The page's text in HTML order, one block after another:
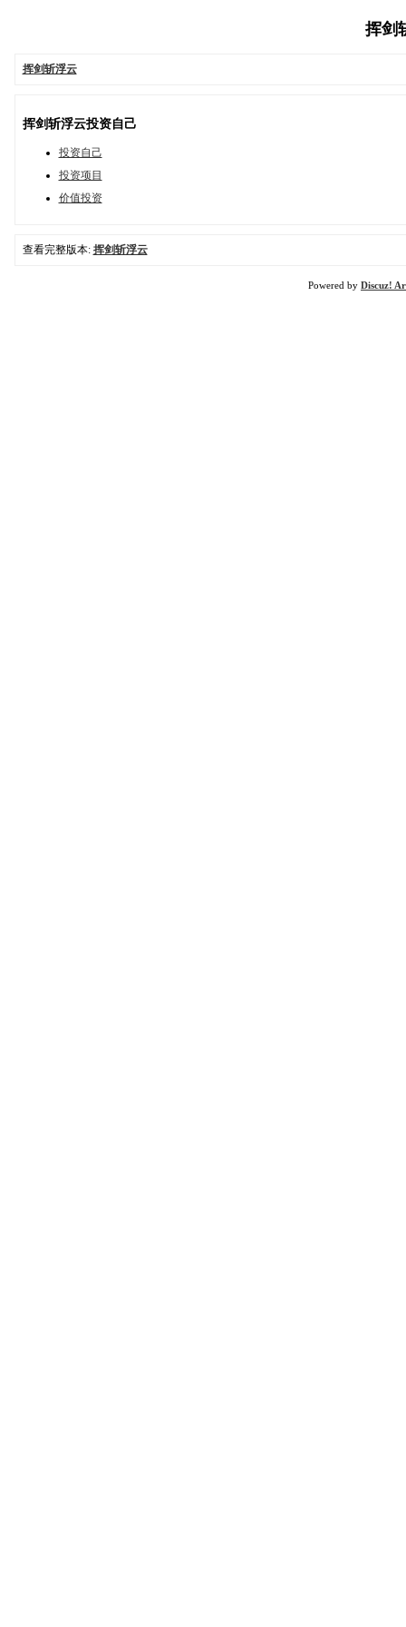
挥剑
挥剑斩浮云
挥剑斩浮云投资自己
投资自己
投资项目
价值投资
查看完整版本: 挥剑斩浮云
Powered by Discuz!